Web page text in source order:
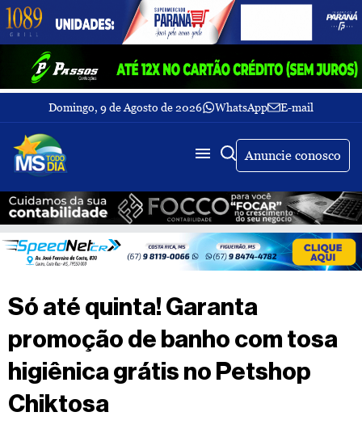
Domingo, 9 de Agosto de 2026 WhatsApp E-mail
Fechar Menu
Últimas
notícias
Galeria
de
fotos
Sobre
Nós
TV
MS
dia
Fale
conosco
Anuncie conosco
Buscar
Só até quinta! Garanta
promoção de banho com tosa
higiênica grátis no Petshop
Chiktosa